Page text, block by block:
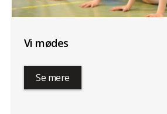
Vi mødes
Se mere